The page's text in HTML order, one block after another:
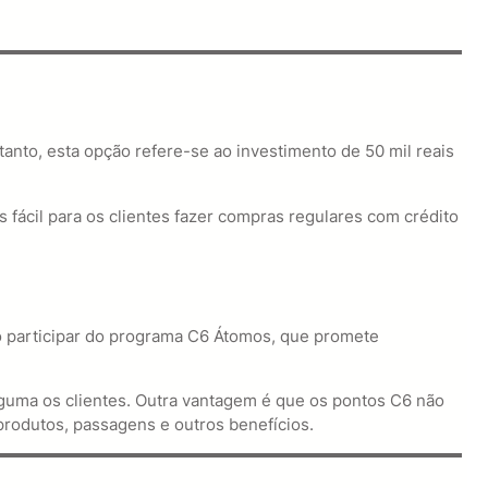
esta opção refere-se ao investimento de 50 mil reais
para os clientes fazer compras regulares com crédito
do programa C6 Átomos, que promete
os clientes. Outra vantagem é que os pontos C6 não
passagens e outros benefícios.